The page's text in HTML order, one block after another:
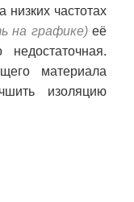
низких частотах
на графике)её
материала
изоляцию